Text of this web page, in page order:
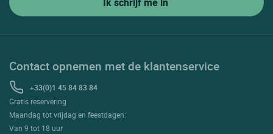
Contact opnemen met de klantenservice
+33(0)1 45 84 83 84
Gratis reservering
Maandag tot vrijdag en feestdagen:
Van 9 tot 18 uur